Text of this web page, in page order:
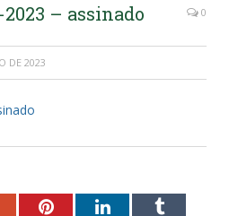
– assinado 0
DE 2023
PinterestLinkedInTumblr